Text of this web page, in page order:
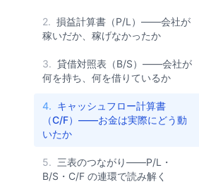
2. 損益計算書（P/L）——会社が
稼いだか、稼げなかったか
3. 貸借対照表（B/S）——会社が
何を持ち、何を借りているか
4. キャッシュフロー計算書
（C/F）——お金は実際にどう動
いたか
5. 三表のつながり——P/L・
B/S・C/F の連環で読み解く